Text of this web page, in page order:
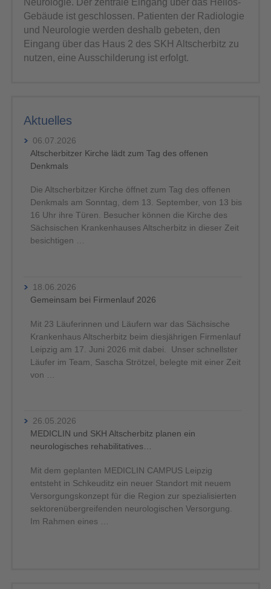
Gebäude ist geschlossen. Patienten der Radiologie
und Neurologie werden deshalb gebeten, den
Eingang über das Haus 2 des SKH Altscherbitz zu
nutzen, eine Ausschilderung ist erfolgt.
Aktuelles
06.07.2026
Altscherbitzer Kirche lädt zum Tag des offenen
Denkmals
Die Altscherbitzer Kirche öffnet zum Tag des offenen
Denkmals am Sonntag, dem 13. September, von 13 bis
16 Uhr ihre Türen. Besucher können die Kirche des
Sächsischen Krankenhauses Altscherbitz in dieser Zeit
besichtigen …
18.06.2026
Gemeinsam bei Firmenlauf 2026
Mit 23 Läuferinnen und Läufern war das Sächsische
Krankenhaus Altscherbitz beim diesjährigen Firmenlauf
Leipzig am 17. Juni 2026 mit dabei. Unser schnellster
Läufer im Team, Sascha Strötzel, belegte mit einer Zeit
von …
26.05.2026
MEDICLIN und SKH Altscherbitz planen ein
neurologisches rehabilitatives…
Mit dem geplanten MEDICLIN CAMPUS Leipzig
entsteht in Schkeuditz ein neuer Standort mit neuem
Versorgungskonzept für die Region zur spezialisierten
sektorenübergreifenden neurologischen Versorgung.
Im Rahmen eines …